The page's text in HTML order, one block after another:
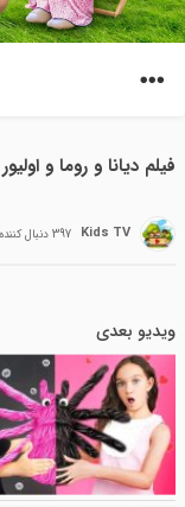
فیلم دیانا و روما و
Kids TV 397 دنبال کننده
ویدیو بعدی